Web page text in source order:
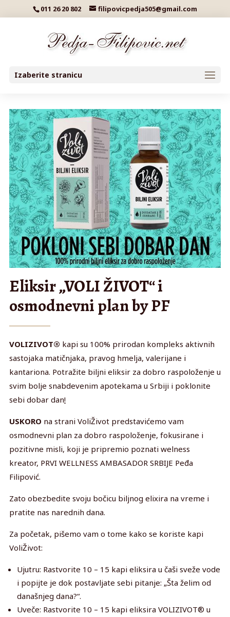
011 26 20 802 filipovicpedja505@gmail.com
Izaberite stranicu
Eliksir „VOLI ŽIVOT“ i
osmodnevni plan by PF
VOLIZIVOT® kapi su 100% prirodan kompleks aktivnih
sastojaka matičnjaka, pravog hmelja, valerijane i
kantariona. Potražite biljni eliksir za dobro raspoloženje u
svim bolje snabdevenim apotekama u Srbiji i poklonite
sebi dobar dan!
USKORO na strani VoliŽivot predstavićemo vam
osmodnevni plan za dobro raspoloženje, fokusirane i
pozitivne misli, koji je pripremio poznati welness
kreator, PRVI WELLNESS AMBASADOR SRBIJE Peđa
Filipović.
Zato obezbedite svoju bočicu biljnog elixira na vreme i
pratite nas narednih dana.
Za početak, pišemo vam o tome kako se koriste kapi
VoliŽivot:
Ujutru: Rastvorite 10 – 15 kapi eliksira u čaši sveže vode
i popijte je dok postavljate sebi pitanje: „Šta želim od
današnjeg dana?“.
Uveče: Rastvorite 10 – 15 kapi eliksira VOLIZIVOT® u